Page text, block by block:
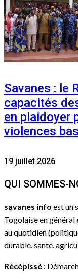
Savanes : le
capacités
en plaidoyer
violences
19 juillet 2026
QUI SOMMES-
savanes info est un
Togolaise en
au quotidien
durable, santé,
Récépissé :